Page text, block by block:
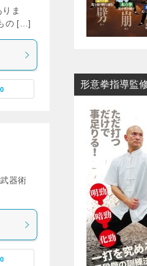
ま
の […]
0
器術
0
形意拳指導監